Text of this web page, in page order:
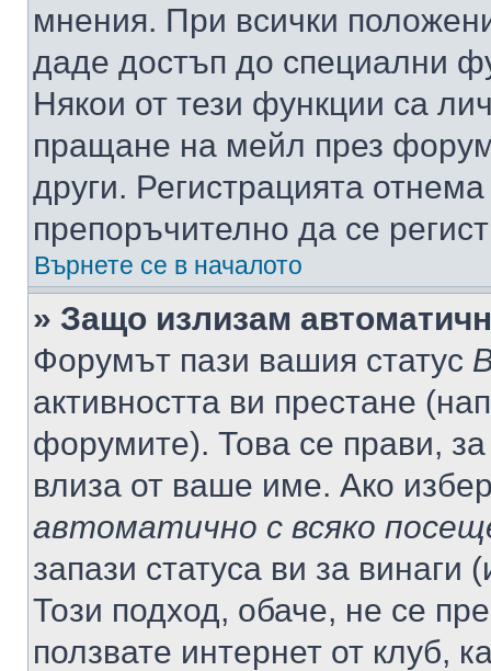
мнения. При всички
даде достъп до специални
Някои от тези функции са
пращане на мейл през
други. Регистрацията
препоръчително да се
Върнете се в началото
» Защо излизам
Форумът пази вашия статус
активността ви престане
форумите). Това се прави,
влиза от ваше име. Ако
автоматично с всяко
запази статуса ви за винаги
Този подход, обаче, не се
ползвате интернет от клуб,